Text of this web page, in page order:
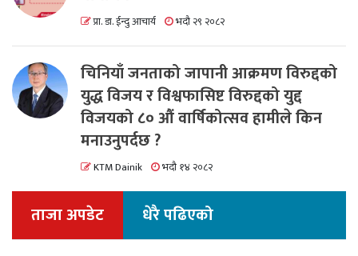
प्रा. डा. ईन्दु आचार्य भदौ २९ २०८२
चिनियाँ जनताको जापानी आक्रमण विरुद्दको
युद्ध विजय र विश्वफासिष्ट विरुद्दको युद्द
विजयको ८० औं वार्षिकोत्सव हामीले किन
मनाउनुपर्दछ ?
KTM Dainik भदौ १४ २०८२
ताजा अपडेट धेरै पढिएको